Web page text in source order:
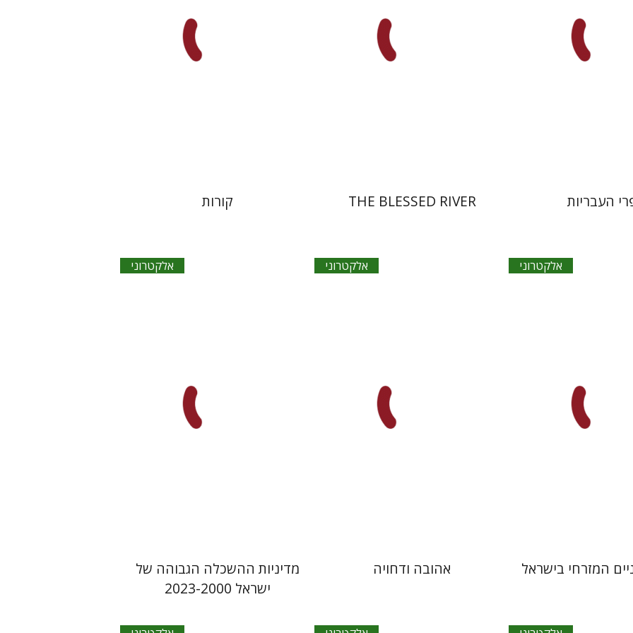
העבריות THE BLESSED RIVER קורות
אלקטרוני
המזרחי בישראל
אלקטרוני
אהובה ודחויה
אלקטרוני
מדיניות ההשכלה הגבוהה של
ישראל 2023-2000